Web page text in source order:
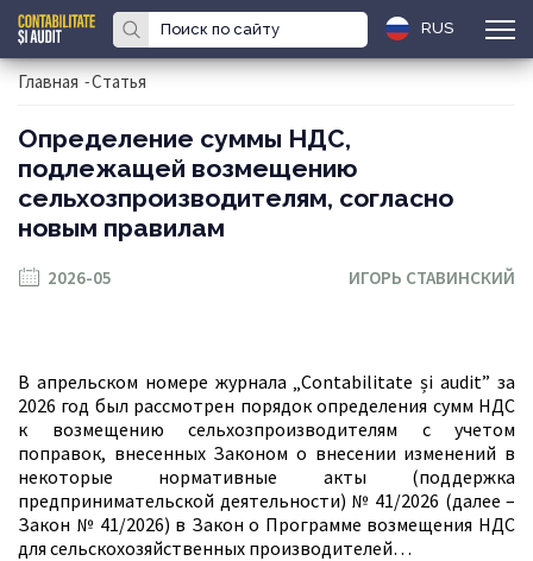
RUS
Главная -Статья
Определение суммы НДС,
подлежащей возмещению
сельхозпроизводителям, согласно
новым правилам
2026-05 ИГОРЬ СТАВИНСКИЙ
В апрельском номере журнала „Contabilitate și audit” за
2026 год был рассмотрен порядок определения сумм НДС
к возмещению сельхозпроизводителям с учетом
поправок, внесенных Законом о внесении изменений в
некоторые нормативные акты (поддержка
предпринимательской деятельности) № 41/2026 (далее –
Закон № 41/2026) в Закон о Программе возмещения НДС
для сельскохозяйственных производителей…